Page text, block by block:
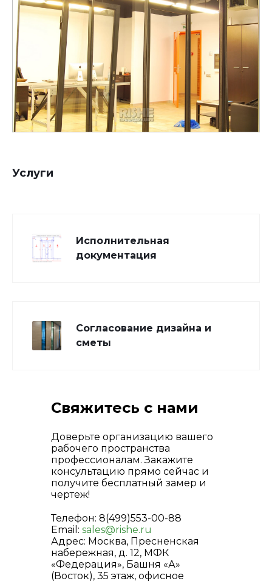
Услуги
Исполнительная
документация
Согласование дизайна и
сметы
Доверьте организацию вашего
рабочего пространства
профессионалам. Закажите
консультацию прямо сейчас и
получите бесплатный замер и
чертеж!
Телефон: 8(499)553-00-88
Email: sales@rishe.ru
Адрес: Москва, Пресненская
набережная, д. 12, МФК
«Федерация», Башня «А»
(Восток), 35 этаж, офисное
Свяжитесь с нами